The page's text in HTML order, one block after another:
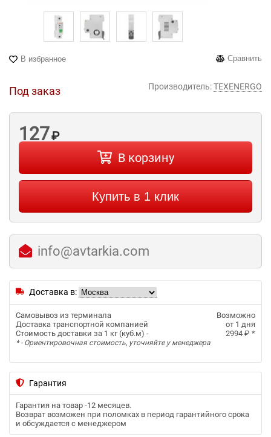
В избранное Сравнить
Под заказ Производитель:TEXENERGO
127₽
В корзину
Купить в 1 клик
info@avtarkia.com
Доставка в:
Самовывоз из терминала
Возможно
Доставка транспортной компанией
от 1 дня
Стоимость доставки за 1 кг (куб.м) -
2994 ₽ *
* - Ориентировочная стоимость, уточняйте у менеджера
Гарантия
Гарантия на товар -12 месяцев.
Возврат возможен при поломках в период гарантийного срока
и обсуждается с менеджером